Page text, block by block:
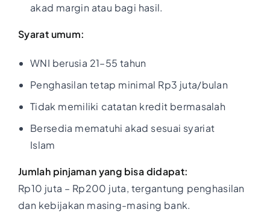
akad margin atau bagi hasil.
Syarat umum:
WNI berusia 21–55 tahun
Penghasilan tetap minimal Rp3 juta/bulan
Tidak memiliki catatan kredit bermasalah
Bersedia mematuhi akad sesuai syariat
Islam
Jumlah pinjaman yang bisa didapat:
Rp10 juta – Rp200 juta, tergantung penghasilan
dan kebijakan masing-masing bank.